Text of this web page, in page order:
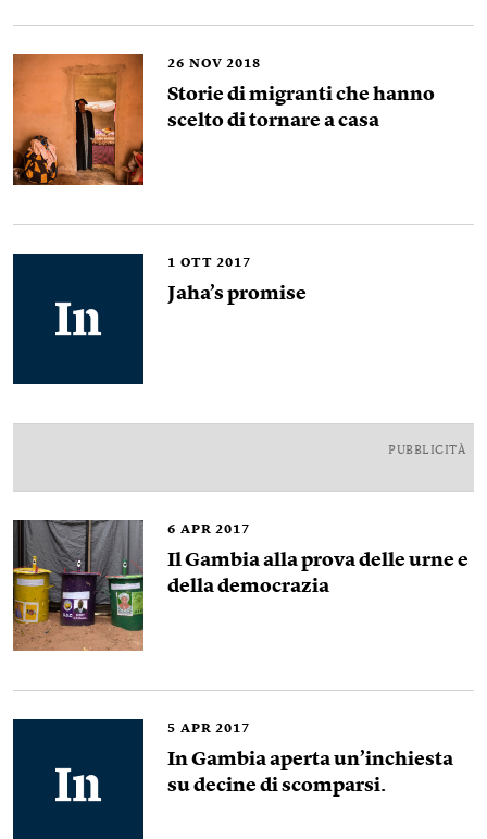
26 NOV 2018
Storie di migranti che hanno
scelto di tornare a casa
1 OTT 2017
Jaha’s promise
PUBBLICITÀ
6 APR 2017
Il Gambia alla prova delle urne e
della democrazia
5 APR 2017
In Gambia aperta un’inchiesta
su decine di scomparsi.